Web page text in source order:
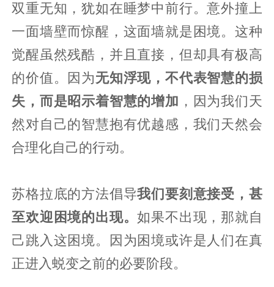
双重无知，犹如在睡梦中前行。意外撞上
一面墙壁而惊醒，这面墙就是困境。这种
觉醒虽然残酷，并且直接，但却具有极高
的价值。因为无知浮现，不代表智慧的损
失，而是昭示着智慧的增加 ，因为我们天
然对自己的智慧抱有优越感，我们天然会
合理化自己的行动。
苏格拉底的方法倡导我们要刻意接受，甚
至欢迎困境的出现。如果不出现，那就自
己跳入这困境。因为困境或许是人们在真
正进入蜕变之前的必要阶段。